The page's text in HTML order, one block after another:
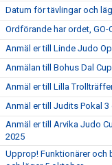
Datum för tävlingar och
Ordförande har ordet,
Anmäl er till Linde Judo
Anmälan till Bohus Dal
Anmäl er till Lilla
Anmäl er till Judits Pokal
Anmäl er till Arvika Judo
2025
Upprop! Funktionärer och